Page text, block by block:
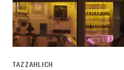
TAZ ZAHL ICH